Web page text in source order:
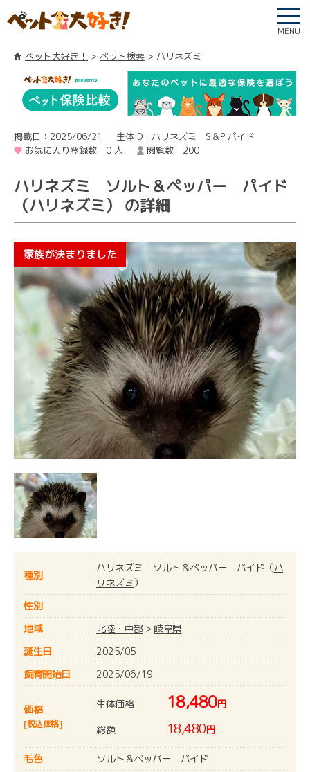
MENU
ペット大好き！ ペット検索 ハリネズミ
掲載日：2025/06/21
生体ID：ハリネズミ S＆P パイド
お気に入り登録数 0 人
閲覧数 200
ハリネズミ ソルト＆ペッパー パイド
（ハリネズミ） の詳細
種別
ハリネズミ ソルト＆ペッパー パイド（ハ
リネズミ）
性別
地域
北陸・中部> 岐阜県
誕生日
2025/05
飼育開始日
2025/06/19
価格
[税込価格]
生体価格 18,480円
総額
18,480円
毛色
ソルト＆ペッパー パイド